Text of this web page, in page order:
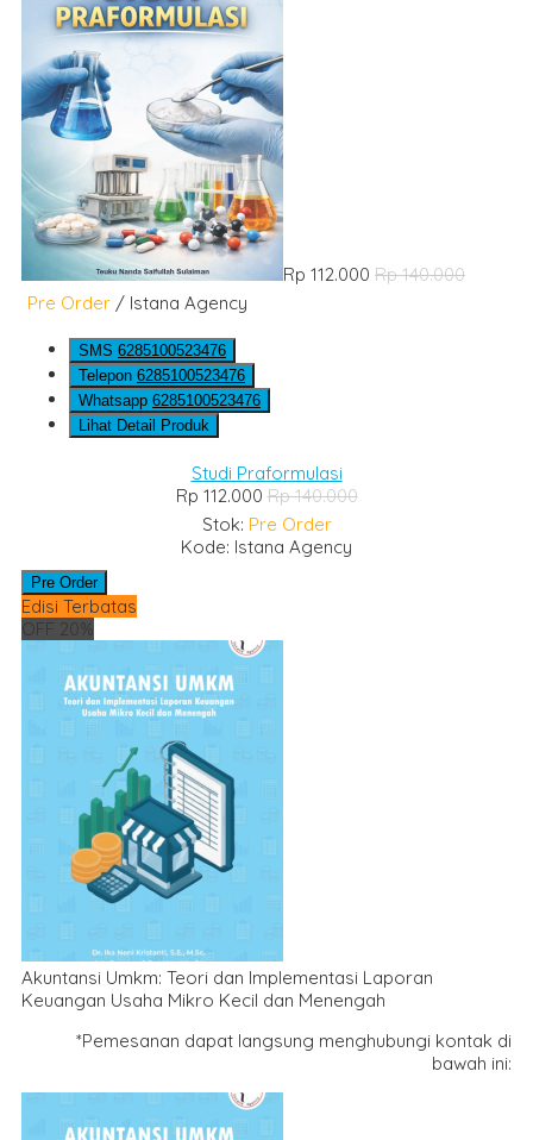
Rp 112.000 Rp 140.000
Pre Order / Istana Agency
SMS 6285100523476
Telepon 6285100523476
Whatsapp 6285100523476
Lihat Detail Produk
Studi Praformulasi
Rp 112.000Rp 140.000
Stok: Pre Order
Kode: Istana Agency
Pre Order
Edisi Terbatas
OFF 20%
Akuntansi Umkm: Teori dan Implementasi Laporan
Keuangan Usaha Mikro Kecil dan Menengah
*Pemesanan dapat langsung menghubungi kontak di
bawah ini: